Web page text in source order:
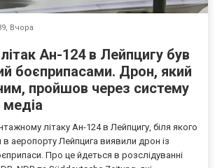
Вчора
Ан-124 в Лейпцигу був
боєприпасами. Дрон, який
пройшов через систему
літаку Ан-124 в Лейпцигу, біля якого
в аеропорту Лейпцига виявили дрон із
Про це йдеться в розслідуванні